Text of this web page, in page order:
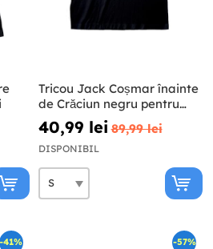
Tricou Jack Coșmar înainte
de Crăciun negru pentru
bărbat
40,99 lei 89,99 lei
DISPONIBIL
-41% -57%